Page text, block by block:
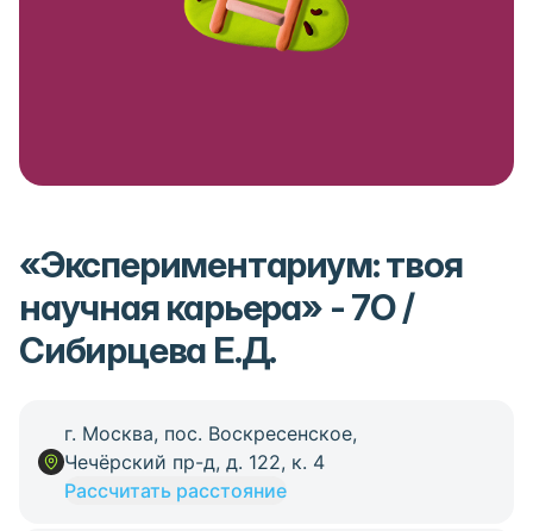
«Экспериментариум: твоя
научная карьера» - 7О /
Сибирцева Е.Д.
г. Москва, пос. Воскресенское,
Чечёрский пр-д, д. 122, к. 4
Рассчитать расстояние